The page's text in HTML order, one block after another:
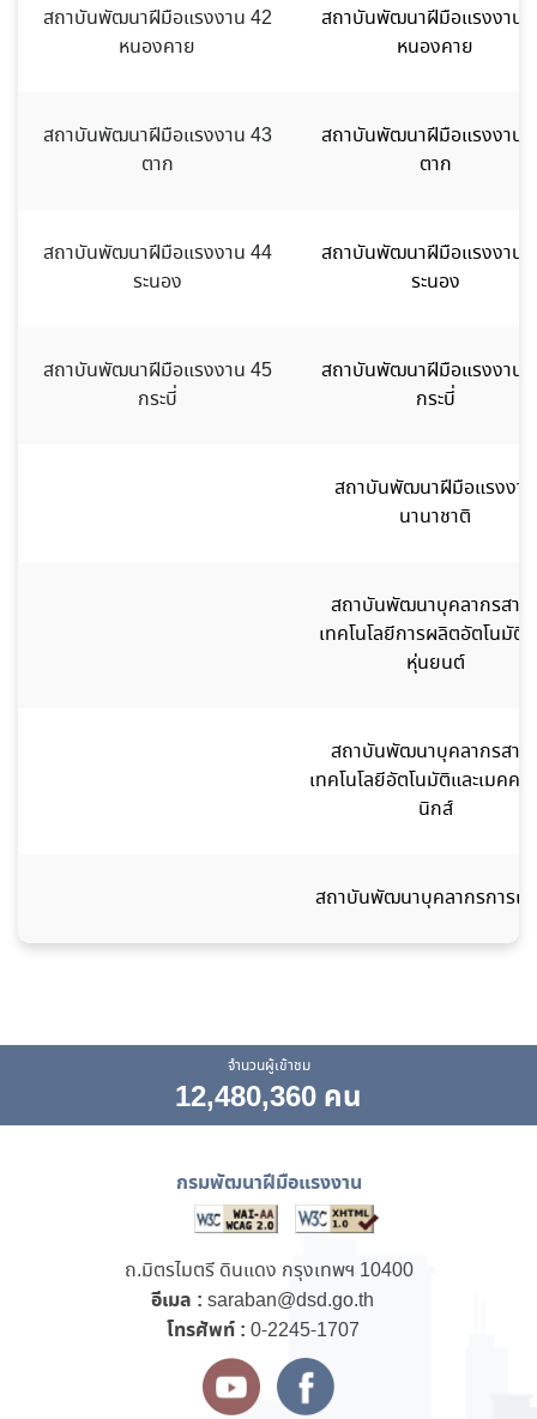
สถาบันพัฒนาฝีมือแรงงาน 42
หนองคาย
สถาบันพัฒนาฝีมือแรงงาน
หนองคาย
สถาบันพัฒนาฝีมือแรงงาน 43
ตาก
สถาบันพัฒนาฝีมือแรงงาน
ตาก
สถาบันพัฒนาฝีมือแรงงาน 44
ระนอง
สถาบันพัฒนาฝีมือแรงงาน
ระนอง
สถาบันพัฒนาฝีมือแรงงาน 45
กระบี่
สถาบันพัฒนาฝีมือแรงงาน
กระบี่
สถาบันพัฒนาฝีมือแรงงาน
นานาชาติ
สถาบันพัฒนาบุคลากรสาข
เทคโนโลยีการผลิตอัตโนมัติแ
หุ่นยนต์
สถาบันพัฒนาบุคลากรสาข
เทคโนโลยีอัตโนมัติและเมคคา
นิกส์
สถาบันพัฒนาบุคลากรการเ
จำนวนผู้เข้าชม
12,480,360 คน
กรมพัฒนาฝีมือแรงงาน
ถ.มิตรไมตรี ดินแดง กรุงเทพฯ 10400
อีเมล : saraban@dsd.go.th
โทรศัพท์ : 0-2245-1707